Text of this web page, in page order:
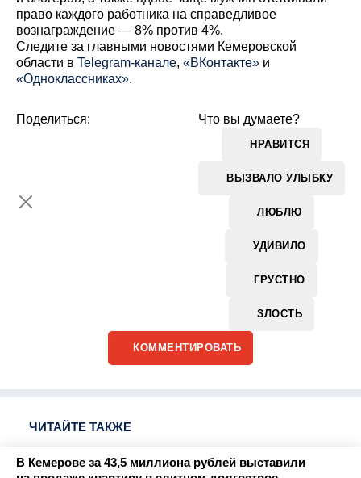
право каждого работника на справедливое
вознаграждение — 8% против 4%.
Cледите за главными новостями Кемеровской
области в Telegram-канале, «ВКонтакте» и
«Одноклассниках».
Что вы думаете?
НРАВИТСЯ
ВЫЗВАЛО УЛЫБКУ
ЛЮБЛЮ
УДИВИЛО
ГРУСТНО
ЗЛОСТЬ
Поделиться:
КОММЕНТИРОВАТЬ
ЧИТАЙТЕ ТАКЖЕ
В Кемерове за 43,5 миллиона рублей выставили